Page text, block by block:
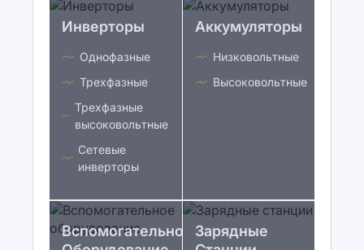
Инверторы
Однофазные
Трехфазные
Трехфазные
высоковольтные
Сетевые
инверторы
Аккумуляторы
Низковольтные
Высоковольтные
Вспомогательное
Зарядные